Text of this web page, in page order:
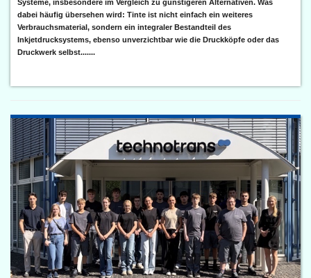
Systeme, insbesondere im Vergleich zu günstigeren Alternativen. Was
dabei häufig übersehen wird: Tinte ist nicht einfach ein weiteres
Verbrauchsmaterial, sondern ein integraler Bestandteil des
Inkjetdrucksystems, ebenso unverzichtbar wie die Druckköpfe oder das
Druckwerk selbst.......